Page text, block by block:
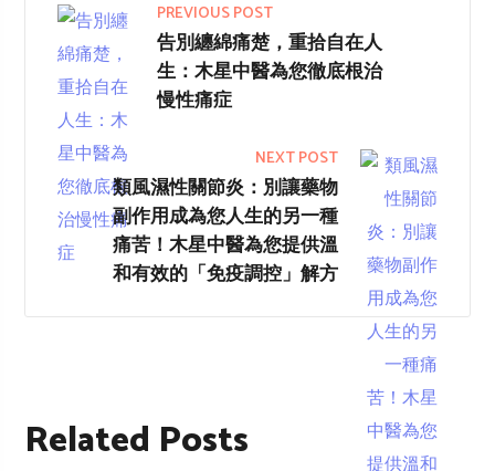
PREVIOUS POST
告別纏綿痛楚，重拾自在人
生：木星中醫為您徹底根治
慢性痛症
NEXT POST
類風濕性關節炎：別讓藥物
副作用成為您人生的另一種
痛苦！木星中醫為您提供溫
和有效的「免疫調控」解方
Related Posts